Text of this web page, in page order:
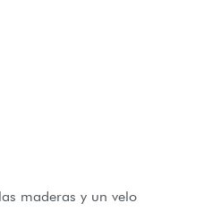
maderas y un velo